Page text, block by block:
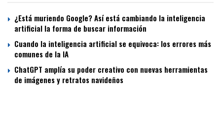
¿Está muriendo Google? Así está cambiando la inteligencia
artificial la forma de buscar información
Cuando la inteligencia artificial se equivoca: los errores más
comunes de la IA
ChatGPT amplía su poder creativo con nuevas herramientas
de imágenes y retratos navideños